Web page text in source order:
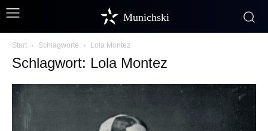
Munichski
Start Schlagworte Lola Montez
Schlagwort: Lola Montez